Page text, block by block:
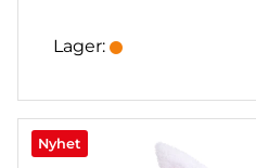
Lager:
Nyhet